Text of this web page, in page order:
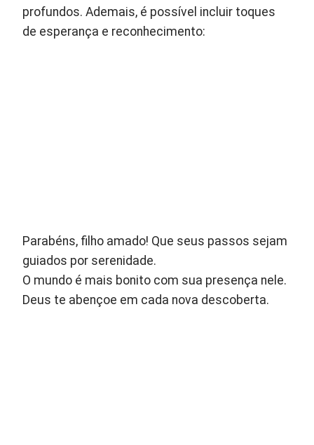
profundos. Ademais, é possível incluir toques
de esperança e reconhecimento:
Parabéns, filho amado! Que seus passos sejam
guiados por serenidade.
O mundo é mais bonito com sua presença nele.
Deus te abençoe em cada nova descoberta.